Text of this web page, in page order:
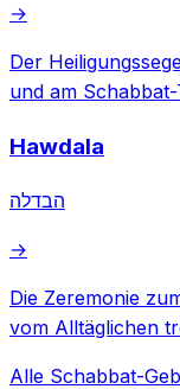
→
Der
und am Schabbat-
Hawdala
הבדלה
→
Die Zeremonie
vom Alltäglichen
Alle Schabbat-